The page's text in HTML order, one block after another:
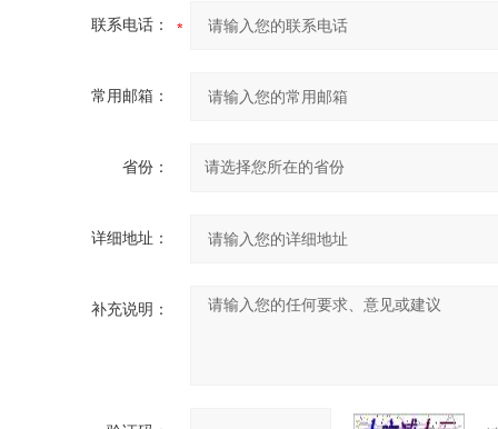
联系电话：
常用邮箱：
省份：
详细地址：
补充说明：